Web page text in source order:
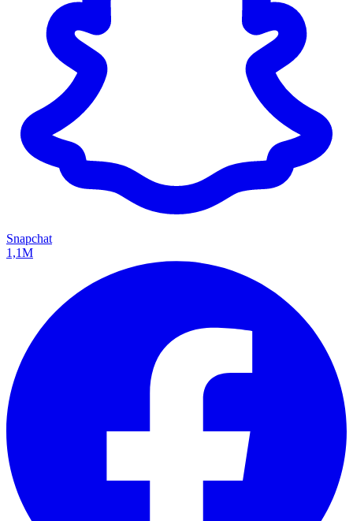
Snapchat
1,1M